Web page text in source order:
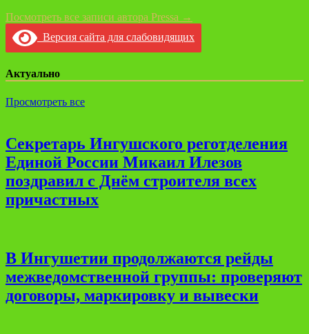
Посмотреть все записи автора Pressa →
Версия сайта для слабовидящих
Актуально
Просмотреть все
Секретарь Ингушского реготделения
Единой России Микаил Илезов
поздравил с Днём строителя всех
причастных
В Ингушетии продолжаются рейды
межведомственной группы: проверяют
договоры, маркировку и вывески